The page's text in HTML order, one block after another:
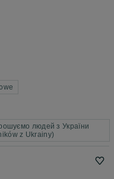
людей з України
z Ukrainy)